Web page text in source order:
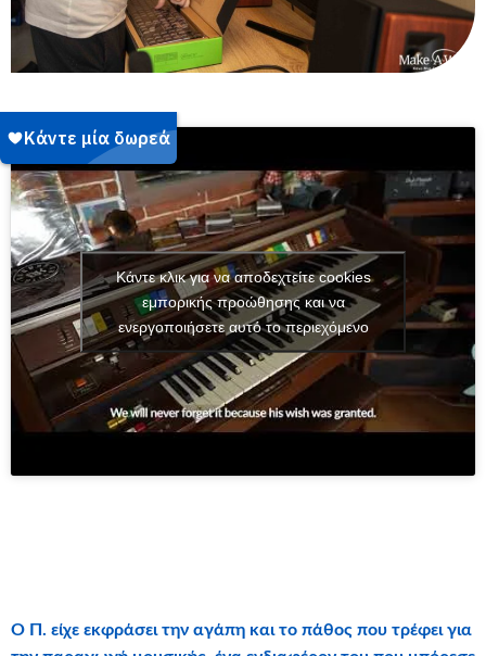
Κάντε κλικ για να αποδεχτείτε cookies
εμπορικής προώθησης και να
ενεργοποιήσετε αυτό το περιεχόμενο
Ο Π. είχε εκφράσει την αγάπη και το πάθος που τρέφει για